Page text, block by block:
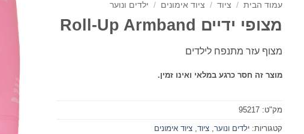
עמוד הבית / ציוד / ציוד אימונים / ילדים ונוער
מצופי ידיים Roll-Up Armband
מצוף עזר מתנפח לילדים
מוצר זה חסר כרגע במלאי ואינו זמין.
מק"ט: 95217
קטגוריות: ילדים ונוער, ציוד, ציוד אימונים